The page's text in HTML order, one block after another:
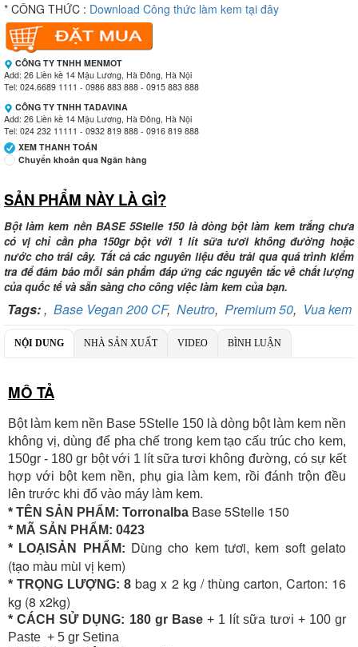
* CÔNG THỨC : Download Công thức làm kem tại đây
CÔNG TY TNHH MENMOT
Add: 26 Liền kề 14 Mậu Lương, Hà Đông, Hà Nội
Tel: 024.6689 1111 - 0986 883 888 - 0915 883 888
CÔNG TY TNHH TADAVINA
Add: 26 Liền kề 14 Mậu Lương, Hà Đông, Hà Nội
Tel: 024 232 11111 - 0932 819 888 - 0916 819 888
XEM THANH TOÁN
Chuyển khoản qua Ngân hàng
Ngân hàng Ngoại thương Việt Nam
Chi nhánh:
Chủ TK:
CÔNG TY TNHH MENMOT
Số TK:
069 1000 811 888
Ngân hàng Ngoại thương Việt Nam
Chi nhánh:
Vietcombank Tây Hà Nội
Chủ TK:
CÔNG TY TNHH TADAVINA
Số TK:
069 1000 886 001
Ngân hàng TMCP Việt Nam Thịnh Vượng
Chi nhánh:
Chi nhánh Vietcombank Hà Nội
Số TK:
1986 883 888
SẢN PHẨM NÀY LÀ GÌ?
Bột làm kem nền BASE 5Stelle 150 là dòng bột làm kem trắng chưa
có vị chỉ cần pha 150gr bột với 1 lít sữa tươi không đường hoặc
nước cho trái cây. Tất cả các nguyên liệu đều trải qua quá trình kiểm
tra để đảm bảo mỗi sản phẩm đáp ứng các nguyên tắc về chất lượng
của quốc tế và sẵn sàng cho công việc làm kem của bạn.
Tags:, Base Vegan 200 CF, Neutro, Premium 50, Vua kem
NỘI DUNG NHÀ SẢN XUẤT VIDEO BÌNH LUẬN
MÔ TẢ
Bột làm kem nền Base 5Stelle 150 là dòng bột làm kem nền
không vị, dùng để pha chế trong kem tạo cấu trúc cho kem,
150gr - 180 gr bột với 1 lít sữa tươi không đường, có sự kết
hợp với bột kem nền, phụ gia làm kem, rồi đánh trộn đều
lên trước khi đổ vào máy làm kem.
* TÊN SẢN PHẨM: Torronalba Base 5Stelle 150
* MÃ SẢN PHẨM: 0423
* LOẠISẢN PHẨM: Dùng cho kem tươi, kem soft gelato
(tạo màu mùi vị kem)
* TRỌNG LƯỢNG: 8 bag x 2 kg / thùng carton, Carton: 16
kg (8 x2kg)
* CÁCH SỬ DỤNG: 180 gr Base + 1 lít sữa tươi + 100 gr
Paste + 5 gr Setina